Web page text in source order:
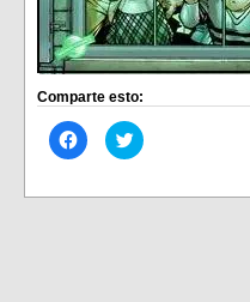
Comparte esto:
Haz
clic
en
Haz
clic
en